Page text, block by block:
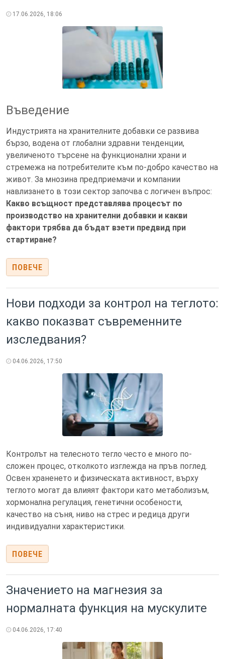
17.06.2026, 18:06
Въведение
Индустрията на хранителните добавки се развива
бързо, водена от глобални здравни тенденции,
увеличеното търсене на функционални храни и
стремежа на потребителите към по-добро качество на
живот. За мнозина предприемачи и компании
навлизането в този сектор започва с логичен въпрос:
Какво всъщност представлява процесът по
производство на хранителни добавки и какви
фактори трябва да бъдат взети предвид при
стартиране?
ПОВЕЧЕ
Нови подходи за контрол на теглото:
какво показват съвременните
изследвания?
04.06.2026, 17:50
Контролът на телесното тегло често е много по-
сложен процес, отколкото изглежда на пръв поглед.
Освен храненето и физическата активност, върху
теглото могат да влияят фактори като метаболизъм,
хормонална регулация, генетични особености,
качество на съня, ниво на стрес и редица други
индивидуални характеристики.
ПОВЕЧЕ
Значението на магнезия за
нормалната функция на мускулите
04.06.2026, 17:40